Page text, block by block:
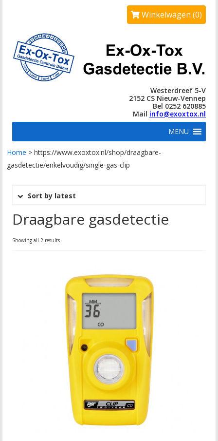
Winkelwagen (0)
Westerdreef 5-V
2152 CS Nieuw-Vennep
Bel 0252 620885
Mail info@exoxtox.nl
MENU
Home > https://www.exoxtox.nl/shop/draagbare-
gasdetectie/enkelvoudig/single-gas-clip
Sort by latest
Draagbare gasdetectie
Showing all 2 results